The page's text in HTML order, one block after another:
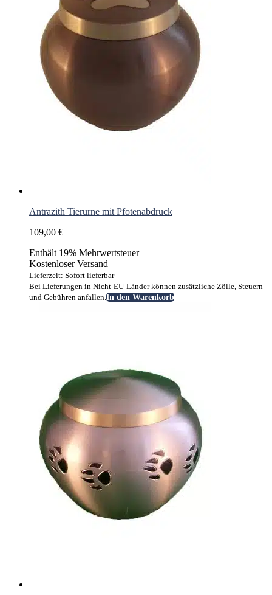
Antrazith Tierurne mit Pfotenabdruck
109,00 €
Enthält 19% Mehrwertsteuer
Kostenloser Versand
Lieferzeit: Sofort lieferbar
Bei Lieferungen in Nicht-EU-Länder können zusätzliche Zölle, Steuern
und Gebühren anfallen.In den Warenkorb